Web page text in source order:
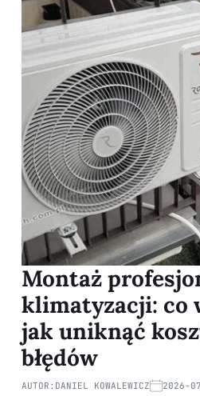
Montaż
klimatyzacji: co
jak uniknąć
błędów
AUTOR: DANIEL KOWALEWICZ 2026-